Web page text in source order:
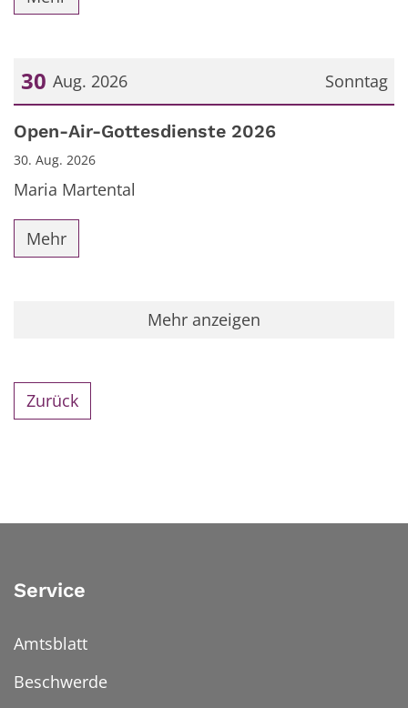
Sonntag
30 Aug. 2026
Datum: 30. August 2026
Open-Air-Gottesdienste 2026
30. Aug. 2026
Maria Martental
Mehr
Mehr anzeigen
Zurück
Service
Amtsblatt
Beschwerde